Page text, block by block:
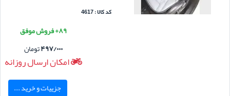
کد کالا : 4617
۸۹+ فروش موفق
۴۹۷/۰۰۰تومان
امکان ارسال روزانه
جزییات و خرید ...